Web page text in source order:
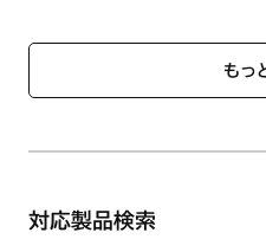
商品名：ごとく L/ST（
商品番号：【ノーリツコード
もっ
対応製品検索